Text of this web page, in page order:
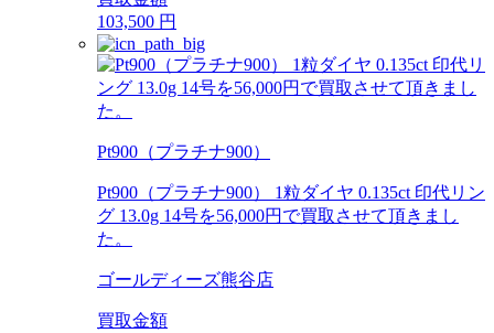
103,500 円
Pt900（プラチナ900）
Pt900（プラチナ900） 1粒ダイヤ 0.135ct 印代リン
グ 13.0g 14号を56,000円で買取させて頂きまし
た。
ゴールディーズ熊谷店
買取金額